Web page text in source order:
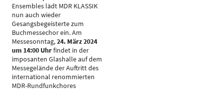
Ensembles lädt MDR KLASSIK
nun auch wieder
Gesangsbegeisterte zum
Buchmessechor ein. Am
Messesonntag,24. März 2024
um 14:00 Uhrfindet in der
imposanten Glashalle auf dem
Messegelände der Auftritt des
international renommierten
MDR-Rundfunkchores